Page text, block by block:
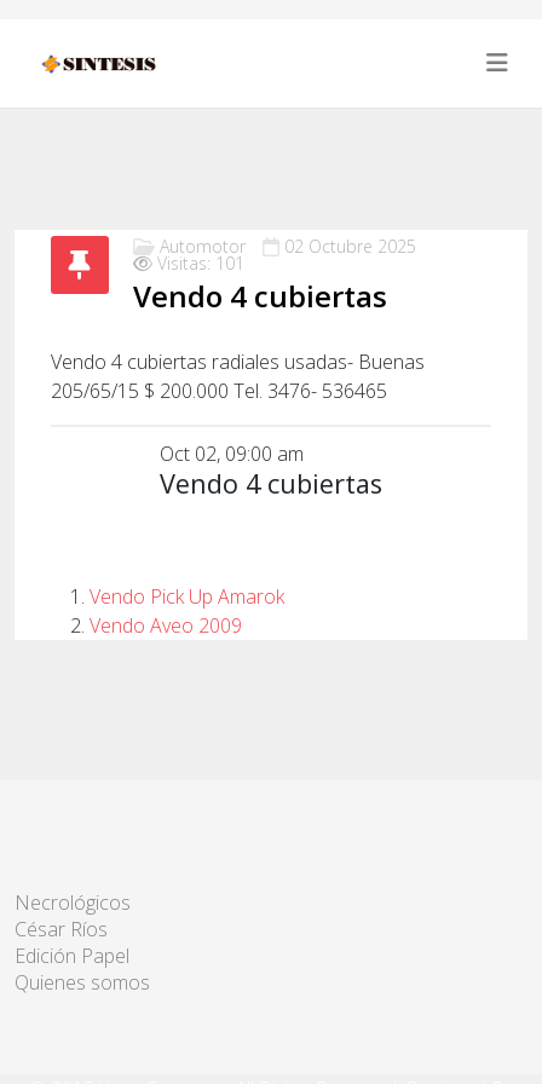
Automotor 02 Octubre 2025
Visitas: 101
Vendo 4 cubiertas
Vendo 4 cubiertas radiales usadas- Buenas
205/65/15 $ 200.000 Tel. 3476- 536465
Oct 02, 09:00 am
Vendo 4 cubiertas
Vendo Pick Up Amarok
Vendo Aveo 2009
Necrológicos
César Ríos
Edición Papel
Quienes somos